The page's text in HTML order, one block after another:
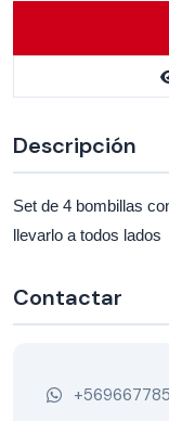
Descripción
Set de 4 bombillas
llevarlo a todos lados
Contactar